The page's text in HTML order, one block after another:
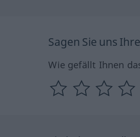
Sagen Sie uns
Wie gefällt Ihnen